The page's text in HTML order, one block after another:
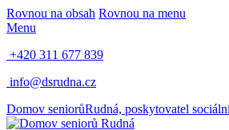
Rovnou na obsah Rovnou na menu
Menu
+420 311 677 839
info@dsrudna.cz
Domov seniorůRudná, poskytovatel